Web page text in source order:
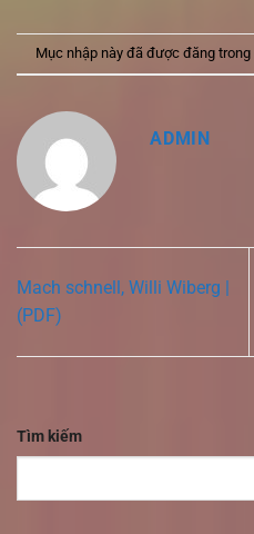
Mục nhập này đã được đăng trong
ADMIN
Mach schnell, Willi Wiberg |
(PDF)
Tìm kiếm